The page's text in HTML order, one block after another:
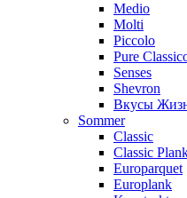
Medio
Molti
Piccolo
Pure
Senses
Shevron
Вкусы
Sommer
Classic
Classic
Europarquet
Europlank